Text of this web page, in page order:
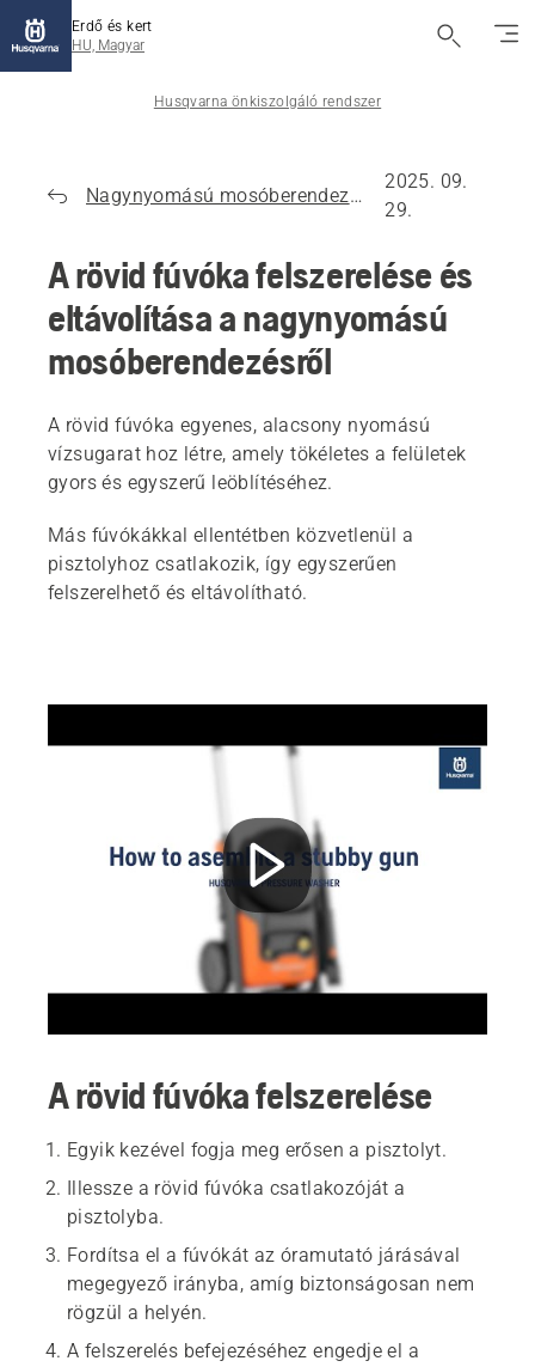
Erdő és kert
HU, Magyar
Husqvarna önkiszolgáló rendszer
Nagynyomású mosóberendezések
2025. 09.
29.
A rövid fúvóka felszerelése és
eltávolítása a nagynyomású
mosóberendezésről
A rövid fúvóka egyenes, alacsony nyomású
vízsugarat hoz létre, amely tökéletes a felületek
gyors és egyszerű leöblítéséhez.
Más fúvókákkal ellentétben közvetlenül a
pisztolyhoz csatlakozik, így egyszerűen
felszerelhető és eltávolítható.
A rövid fúvóka felszerelése
Egyik kezével fogja meg erősen a pisztolyt.
Illessze a rövid fúvóka csatlakozóját a
pisztolyba.
Fordítsa el a fúvókát az óramutató járásával
megegyező irányba, amíg biztonságosan nem
rögzül a helyén.
A felszerelés befejezéséhez engedje el a